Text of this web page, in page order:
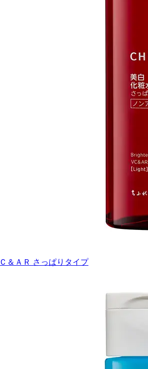
＆ＡＲ さっぱりタイプ